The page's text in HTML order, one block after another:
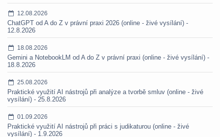
12.08.2026
ChatGPT od A do Z v právní praxi 2026 (online - živé vysílání) -
12.8.2026
18.08.2026
Gemini a NotebookLM od A do Z v právní praxi (online - živé vysílání) -
18.8.2026
25.08.2026
Praktické využití AI nástrojů při analýze a tvorbě smluv (online - živé
vysílání) - 25.8.2026
01.09.2026
Praktické využití AI nástrojů při práci s judikaturou (online - živé
vysílání) - 1.9.2026